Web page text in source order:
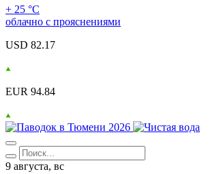
+ 25 °С
облачно с прояснениями
USD 82.17
EUR 94.84
9 августа, вс